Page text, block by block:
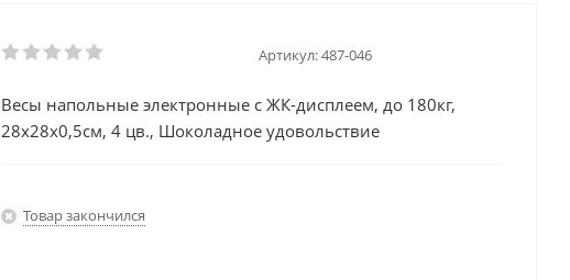
Артикул:487-046
Весы напольные электронные с ЖК-дисплеем, до 180кг,
28х28х0,5см, 4 цв., Шоколадное удовольствие
Товар закончился